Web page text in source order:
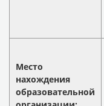
Место
нахождения
образовательной